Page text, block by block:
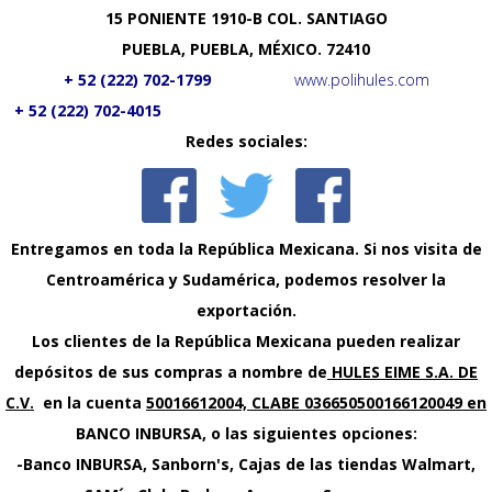
JUNTAS DE EXPANSION
SELLOS MAQUINADOS
CILINDROS MOTION CONTROLS LLC
CILINDROS NFPA
CONTACTO
MAQUILA
POLITICAS
POLITICAS DE VENTA
AVISO DE PRIVACIDAD
POLÍTICAS DE CRÉDITO
SOLICITUD DE CREDITO
​15 PONIENTE 1910-B COL. SANTIAGO
PUEBLA, PUEBLA, MÉXICO. 72410
+ 52 (222) 702-1799
www.polihules.com
+ 52 (222) 702-4015
Redes sociales:
Entregamos en toda la República Mexicana. Si nos visita de
Centroamérica y Sudamérica, podemos resolver la
exportación.
Los clientes de la República Mexicana pueden realizar
depósitos de sus compras a nombre de HULES EIME S.A. DE
C.V. en la cuenta 50016612004, CLABE 036650500166120049 en
BANCO INBURSA, o las siguientes opciones:
-Banco INBURSA, Sanborn's, Cajas de las tiendas Walmart,